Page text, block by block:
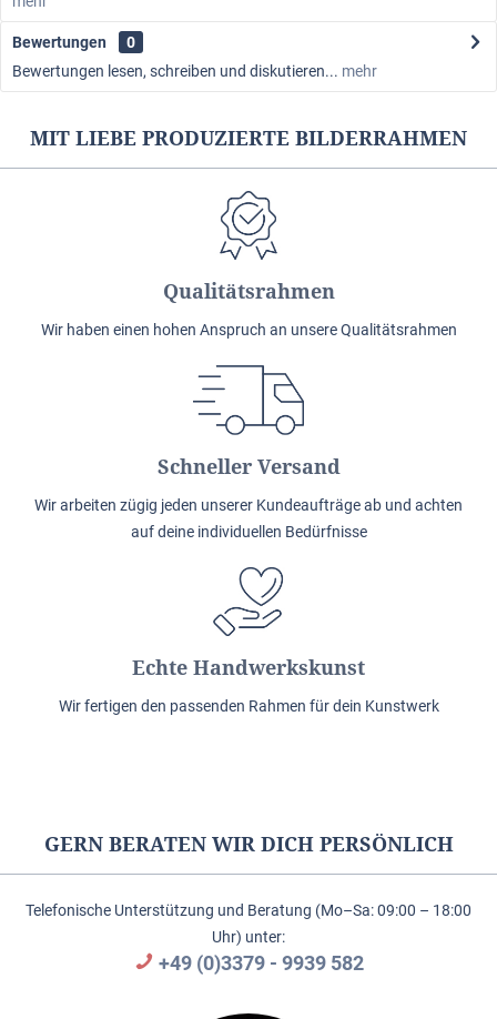
Bewertungen
0
Bewertungen lesen, schreiben und diskutieren... mehr
MIT LIEBE PRODUZIERTE BILDERRAHMEN
Qualitätsrahmen
Wir haben einen hohen Anspruch an unsere Qualitätsrahmen
Schneller Versand
Wir arbeiten zügig jeden unserer Kundeaufträge ab und achten
auf deine individuellen Bedürfnisse
Echte Handwerkskunst
Wir fertigen den passenden Rahmen für dein Kunstwerk
GERN BERATEN WIR DICH PERSÖNLICH
Telefonische Unterstützung und Beratung (Mo–Sa: 09:00 – 18:00
Uhr) unter:
+49 (0)3379 - 9939 582